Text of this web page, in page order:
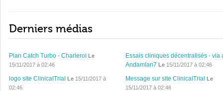
Derniers médias
Plan Catch Turbo - Charleroi Le
15/11/2017 à 02:46
Essais cliniques décentralisés - via
Andamlan7 Le15/11/2017 à 02:46
logo site ClinicalTrial Le 15/11/2017 à
02:46
Message sur site ClinicalTrial Le
15/11/2017 à 02:46